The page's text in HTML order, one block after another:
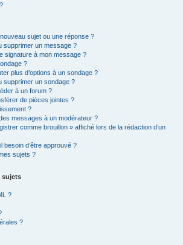
sujet ou une réponse ?
supprimer un message ?
signature à mon message ?
?
plus d’options à un sondage ?
supprimer un sondage ?
à un forum ?
de pièces jointes ?
?
messages à un modérateur ?
comme brouillon » affiché lors de la rédaction d’un
besoin d’être approuvé ?
sujets ?
sujets
?
?